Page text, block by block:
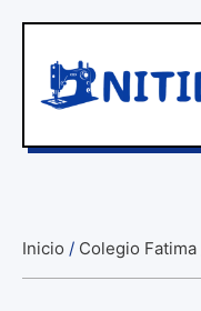
Inicio / Colegio Fatima